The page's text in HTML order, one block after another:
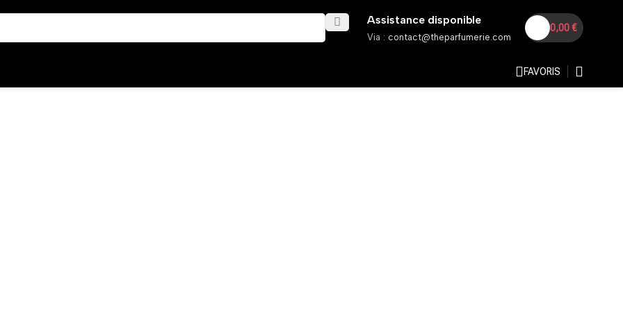
Assistance disponible
Via : contact@theparfumerie.com
0,00€
FAVORIS